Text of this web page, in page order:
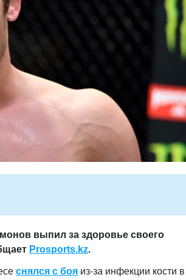
выпил за здоровье своего
Prosports.kz.
снялся с боя из-за инфекции кости в